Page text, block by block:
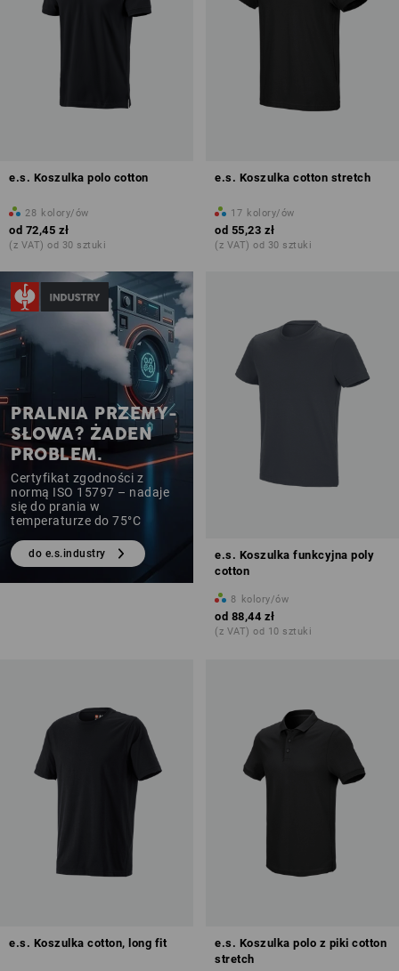
e.s. Koszulka polo cotton
28 kolory/ów
od 72,45 zł
(z VAT) od 30 sztuki
e.s. Koszulka cotton stretch
17 kolory/ów
od 55,23 zł
(z VAT) od 30 sztuki
PRALNIA PRZEMY-
SŁOWA? ŻADEN
PROBLEM.
Certyfikat zgodności z
normą ISO 15797 – nadaje
się do prania w
temperaturze do 75°C
do e.s.industry
e.s. Koszulka funkcyjna poly
cotton
8 kolory/ów
od 88,44 zł
(z VAT) od 10 sztuki
e.s. Koszulka cotton, long fit
e.s. Koszulka polo z piki cotton
stretch